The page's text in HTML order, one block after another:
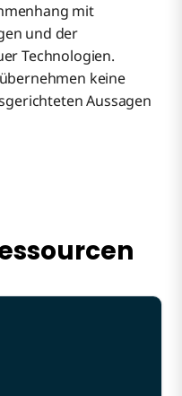
mit
und der
Technologien.
keine
Aussagen